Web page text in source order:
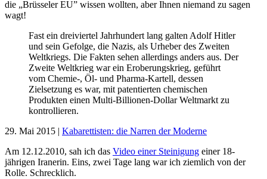
die „Brüsseler EU” wissen wollten, aber Ihnen niemand zu sagen
wagt!
Fast ein dreiviertel Jahrhundert lang galten Adolf Hitler
und sein Gefolge, die Nazis, als Urheber des Zweiten
Weltkriegs. Die Fakten sehen allerdings anders aus. Der
Zweite Weltkrieg war ein Eroberungskrieg, geführt
vom Chemie-, Öl- und Pharma-Kartell, dessen
Zielsetzung es war, mit patentierten chemischen
Produkten einen Multi-Billionen-Dollar Weltmarkt zu
kontrollieren.
29. Mai 2015 | Kabarettisten: die Narren der Moderne
Am 12.12.2010, sah ich das Video einer Steinigung einer 18-
jährigen Iranerin. Eins, zwei Tage lang war ich ziemlich von der
Rolle. Schrecklich.